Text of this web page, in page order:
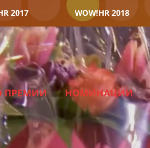
2017 WOW!HR 2018
ПРЕМИИ НОМИНАЦИИ